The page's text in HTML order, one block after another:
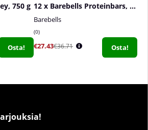
750 g
Osta!
12 x Barebells Proteinbars, 55 g
Barebells
0
€27.43€36.71 Osta!